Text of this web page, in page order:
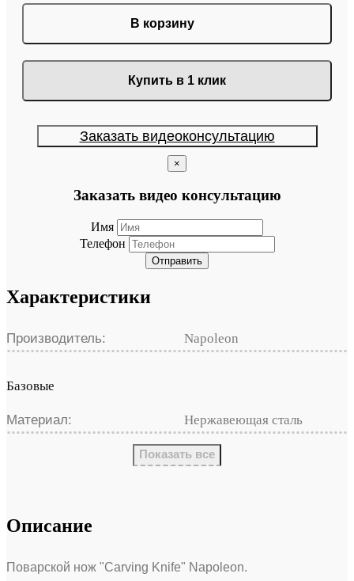
В корзину
Купить в 1 клик
Заказать видеоконсультацию
×
Заказать видео консультацию
Имя
Телефон
Отправить
Характеристики
Производитель: Napoleon
Базовые
Материал: Нержавеющая сталь
Показать все
Описание
Поварской нож "Carving Knife" Napoleon.